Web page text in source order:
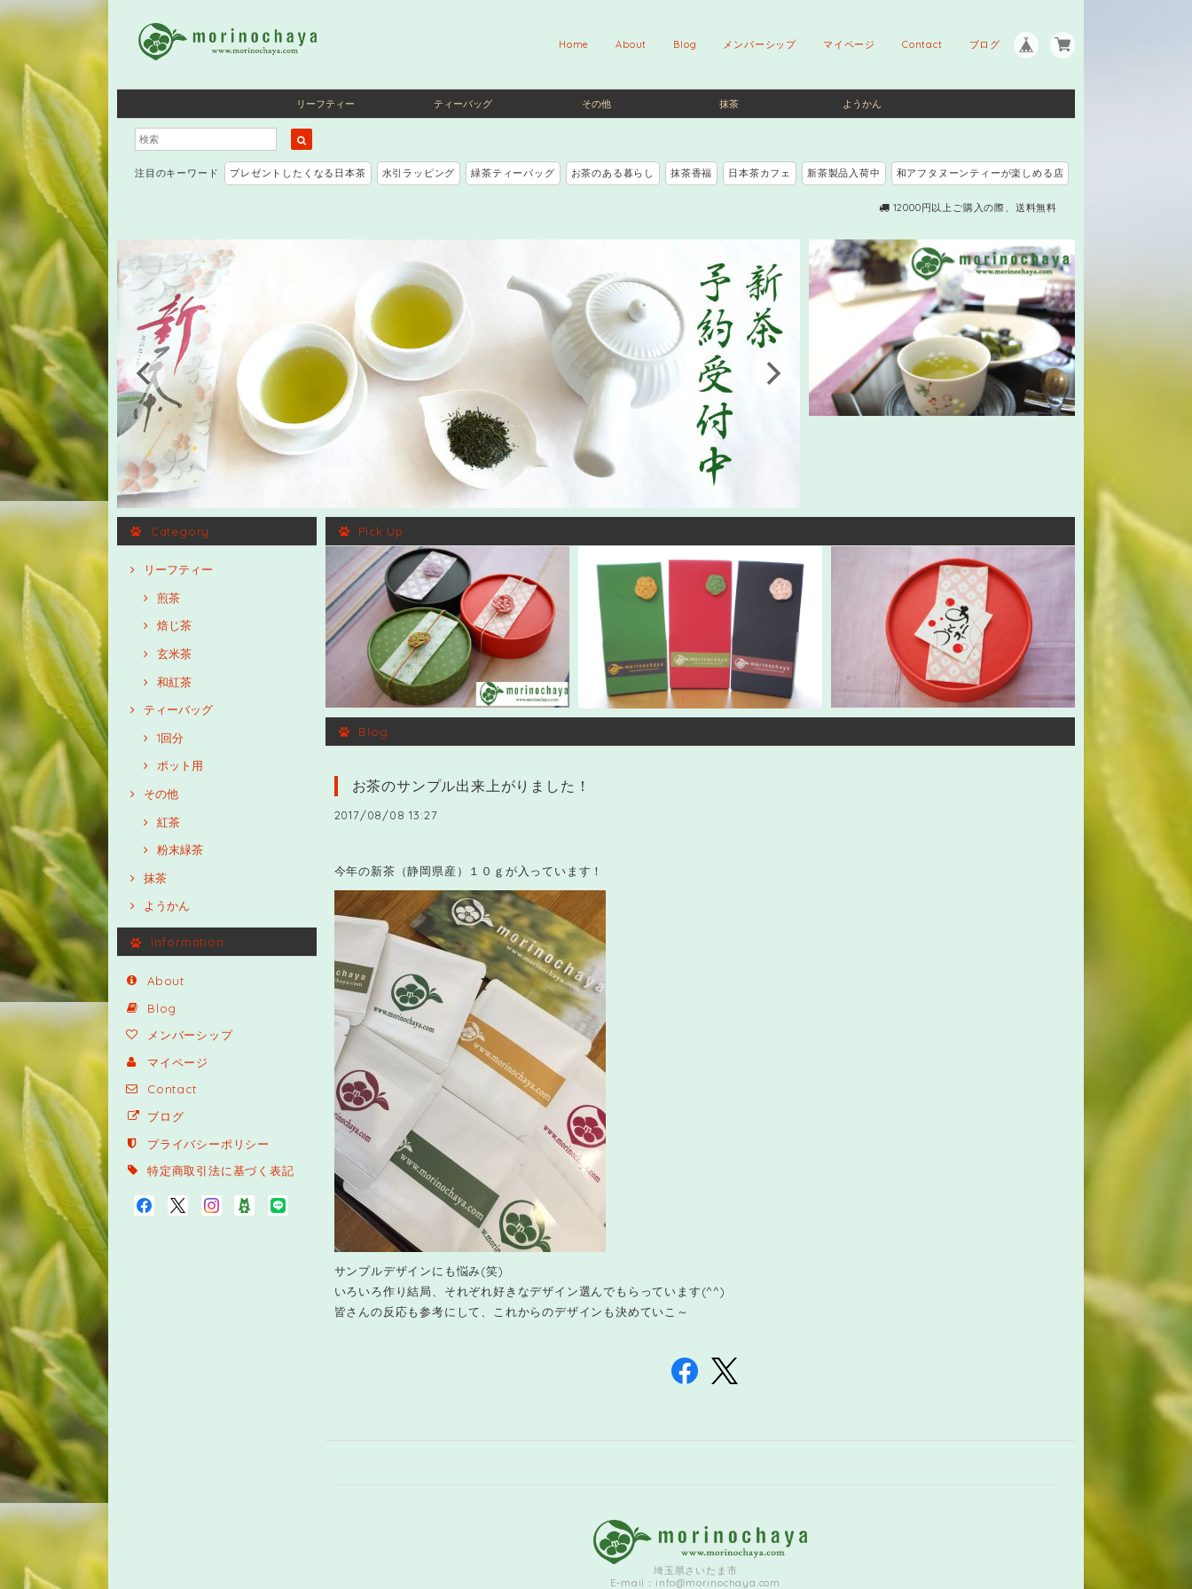
ブログ
Contact
マイページ
メンバーシップ
Blog
About
Home
リーフティー ティーバッグ その他 抹茶 ようかん
注目のキーワード プレゼントしたくなる日本茶 水引ラッピング 緑茶ティーバッグ お茶のある暮らし 抹茶香福 日本茶カフェ 新茶製品入荷中 和アフタヌーンティーが楽しめる店
12000円以上ご購入の際、送料無料
Category
リーフティー
煎茶
焙じ茶
玄米茶
和紅茶
ティーバッグ
1回分
ポット用
その他
紅茶
粉末緑茶
抹茶
ようかん
Information
About
Blog
メンバーシップ
マイページ
Contact
ブログ
プライバシーポリシー
特定商取引法に基づく表記
Pick Up
Blog
お茶のサンプル出来上がりました！
2017/08/08 13:27
今年の新茶（静岡県産）１０ｇが入っています！
サンプルデザインにも悩み(笑)
いろいろ作り結局、それぞれ好きなデザイン選んでもらっています(^^)
皆さんの反応も参考にして、これからのデザインも決めていこ～
埼玉県さいたま市
E-mail： info@morinochaya.com